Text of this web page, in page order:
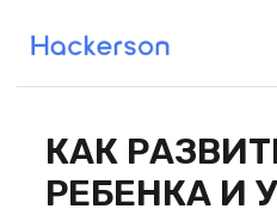
КАК
РЕБЕНКА И